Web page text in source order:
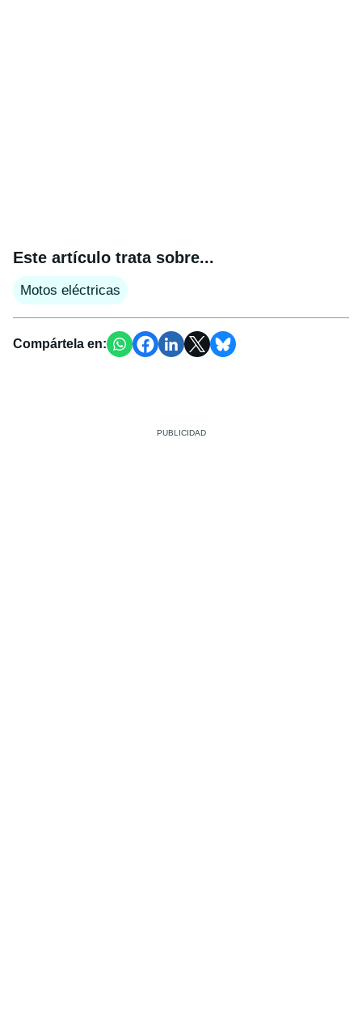
Este artículo trata sobre...
Motos eléctricas
Compártela en: